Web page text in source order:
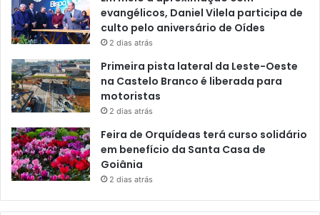
evangélicos, Daniel Vilela participa de
culto pelo aniversário de Oídes
2 dias atrás
Primeira pista lateral da Leste-Oeste
na Castelo Branco é liberada para
motoristas
2 dias atrás
Feira de Orquídeas terá curso solidário
em benefício da Santa Casa de
Goiânia
2 dias atrás